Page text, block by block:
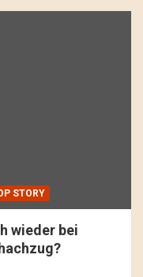
STORY
wieder bei